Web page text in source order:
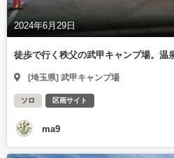
2024年6月29日
徒歩で行く秩父の武甲キャンプ場。温
[埼玉県] 武甲キャンプ場
ソロ 区画サイト
ma9